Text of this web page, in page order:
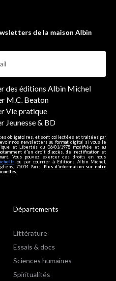
de la maison Albin
des éditions Albin Michel
M.C. Beaton
Vie pratique
Jeunesse & BD
obligatoires, et sont collectées et traitées par
nos newsletters au format digital si vous le
et Libertés du 06/01/1978 modifiée et au
d'un droit d'accès, de rectification et
Vous pouvez exercer ces droits en nous
ou par courrier à Editions Albin Michel,
75014 Paris. Plus d’information sur notre
Départements
Littérature
Essais & docs
Sciences humaines
Spiritualités